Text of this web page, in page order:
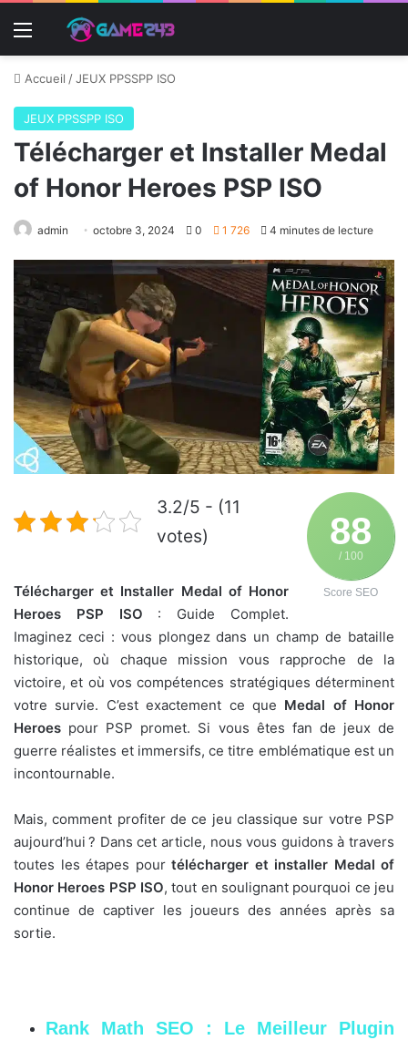
Menu
Accueil /JEUX PPSSPP ISO
JEUX PPSSPP ISO
Télécharger et Installer Medal
of Honor Heroes PSP ISO
admin octobre 3, 2024 0 1 726 4 minutes de lecture
88
/ 100
Score SEO
3.2/5 - (11
votes)
Télécharger et Installer Medal of Honor
Heroes PSP ISO : Guide Complet.
Imaginez ceci : vous plongez dans un champ de bataille
historique, où chaque mission vous rapproche de la
victoire, et où vos compétences stratégiques déterminent
votre survie. C’est exactement ce que Medal of Honor
Heroes pour PSP promet. Si vous êtes fan de jeux de
guerre réalistes et immersifs, ce titre emblématique est un
incontournable.
Mais, comment profiter de ce jeu classique sur votre PSP
aujourd’hui ? Dans cet article, nous vous guidons à travers
toutes les étapes pour télécharger et installer Medal of
Honor Heroes PSP ISO, tout en soulignant pourquoi ce jeu
continue de captiver les joueurs des années après sa
sortie.
Rank Math SEO : Le Meilleur Plugin